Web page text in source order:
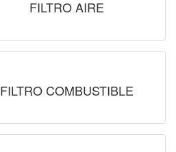
FILTRO AIRE
FILTRO COMBUSTIBLE